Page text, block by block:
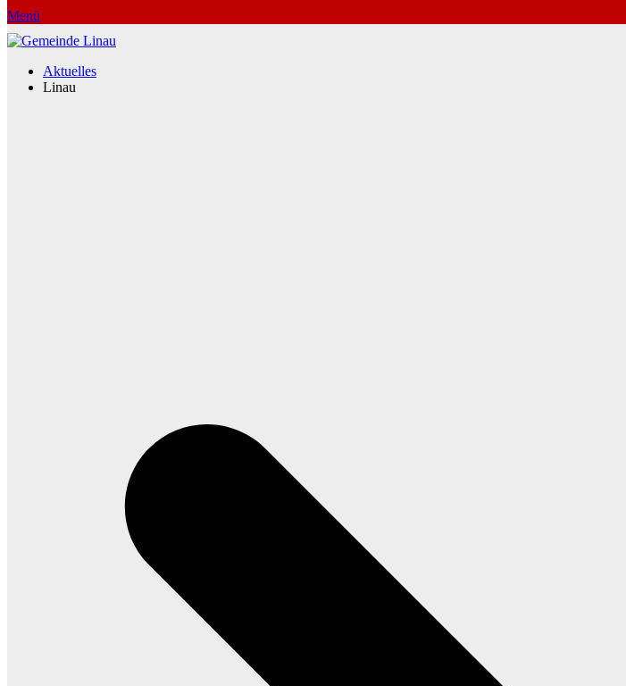
Menü
Aktuelles
Linau